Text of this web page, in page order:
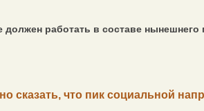
работать в составе
что пик социальной